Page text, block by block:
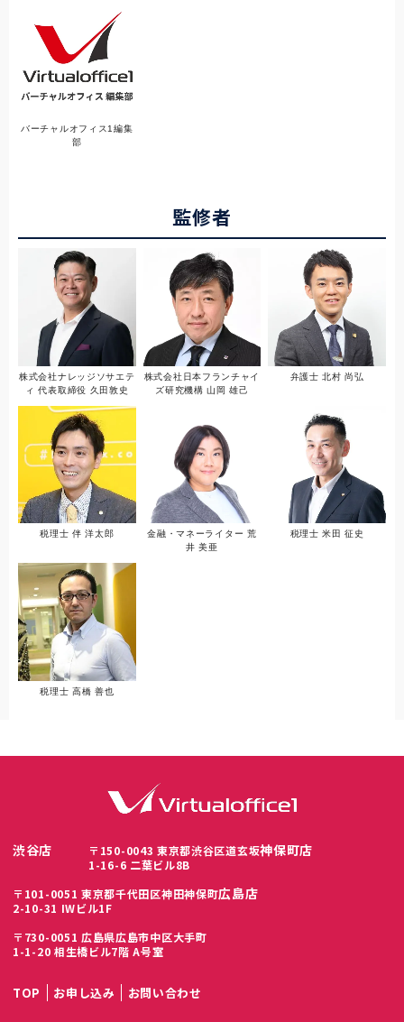
バーチャルオフィス1編集
部
監修者
株式会社ナレッジソサエテ
ィ 代表取締役 久田敦史
株式会社日本フランチャイ
ズ研究機構 山岡 雄己
弁護士 北村 尚弘
税理士 伴 洋太郎
金融・マネーライター 荒
井 美亜
税理士 米田 征史
税理士 高橋 善也
渋谷店
〒150-0043 東京都渋谷区道玄坂
1-16-6 二葉ビル8B
神保町店
〒101-0051 東京都千代田区神田神保町
2-10-31 IWビル1F
広島店
〒730-0051 広島県広島市中区大手町
1-1-20 相生橋ビル7階 A号室
TOP お申し込み お問い合わせ